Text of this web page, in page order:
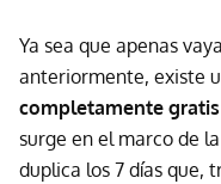
Ya sea que apenas
anteriormente, existe
completamente
surge en el marco de
duplica los 7 días que,